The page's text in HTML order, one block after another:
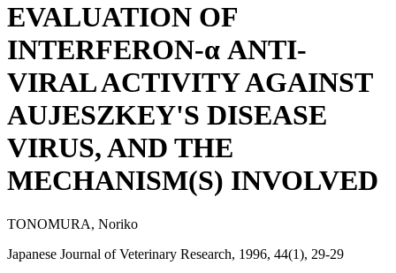
EVALUATION OF
INTERFERON-α ANTI-
VIRAL ACTIVITY AGAINST
AUJESZKEY'S DISEASE
VIRUS, AND THE
MECHANISM(S) INVOLVED
TONOMURA, Noriko
Japanese Journal of Veterinary Research, 1996, 44(1), 29-29